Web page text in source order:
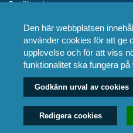
Den här webbplatsen
använder cookies för att ge
upplevelse och för att viss
funktionalitet ska fungera på
Godkänn urval av cookies
Redigera cookies
Besöksadress
Postadress
Praktikertjänst AB, 103 55
Fler kontaktuppgifter
Våra vårdcentraler